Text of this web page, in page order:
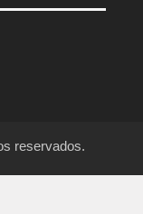
reservados.